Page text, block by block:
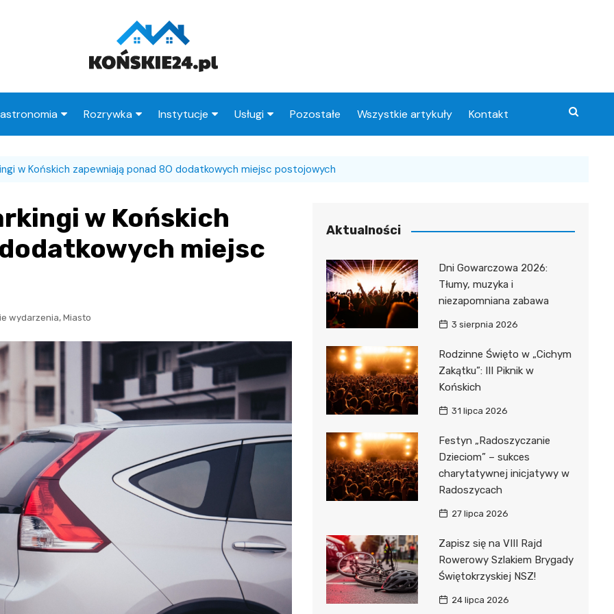
Rozrywka
Wesele
Instytucje
Urząd Skarbowy
MOPS
Straż Miejska
Usługi
Taxi
Pozostałe Wszystkie artykuły Kontakt
w Końskich zapewniają ponad 80 dodatkowych miejsc postojowych
w Końskich
miejsc
wydarzenia, Miasto
Aktualności
Dni Gowarczowa 2026:
Tłumy, muzyka i
niezapomniana zabawa
3 sierpnia 2026
Rodzinne Święto w „Cichym
Zakątku”: III Piknik w
Końskich
31 lipca 2026
Festyn „Radoszyczanie
Dzieciom” – sukces
charytatywnej inicjatywy w
Radoszycach
27 lipca 2026
Zapisz się na VIII Rajd
Rowerowy Szlakiem Brygady
Świętokrzyskiej NSZ!
24 lipca 2026